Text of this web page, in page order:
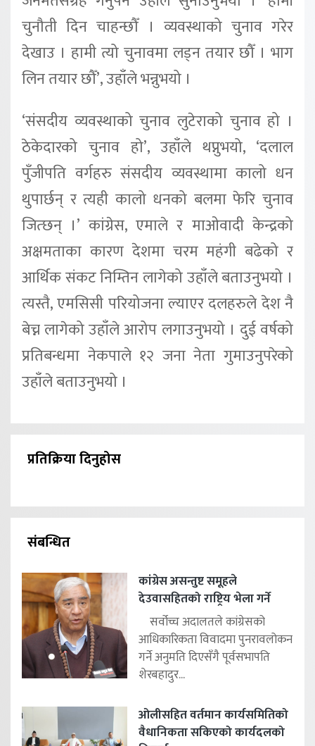
चुनौती दिन चाहन्छौँ । व्यवस्थाको चुनाव गरेर
देखाउ । हामी त्यो चुनावमा लड्न तयार छौँ । भाग
लिन तयार छौँ’, उहाँले भन्नुभयो ।
‘संसदीय व्यवस्थाको चुनाव लुटेराको चुनाव हो ।
ठेकेदारको चुनाव हो’, उहाँले थप्नुभयो, ‘दलाल
पुँजीपति वर्गहरु संसदीय व्यवस्थामा कालो धन
थुपार्छन् र त्यही कालो धनको बलमा फेरि चुनाव
जित्छन् ।’ कांग्रेस, एमाले र माओवादी केन्द्रको
अक्षमताका कारण देशमा चरम महंगी बढेको र
आर्थिक संकट निम्तिन लागेको उहाँले बताउनुभयो ।
त्यस्तै, एमसिसी परियोजना ल्याएर दलहरुले देश नै
बेच्न लागेको उहाँले आरोप लगाउनुभयो । दुई वर्षको
प्रतिबन्धमा नेकपाले १२ जना नेता गुमाउनुपरेको
उहाँले बताउनुभयो ।
प्रतिक्रिया दिनुहोस
संबन्धित
कांग्रेस असन्तुष्ट समूहले
देउवासहितको राष्ट्रिय भेला गर्ने
सर्वोच्च अदालतले कांग्रेसको
आधिकारिकता विवादमा पुनरावलोकन
गर्ने अनुमति दिएसँगै पूर्वसभापति
शेरबहादुर...
ओलीसहित वर्तमान कार्यसमितिको
वैधानिकता सकिएको कार्यदलको